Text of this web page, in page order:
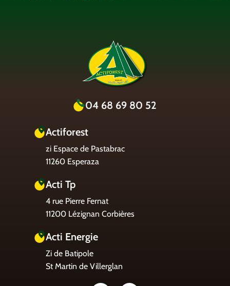
Actiforest
zi Espace de Pastabrac
11260 Esperaza
Acti Tp
4 rue Pierre Fernat
11200 Lézignan Corbières
Acti Energie
Zi de Batipole
St Martin de Villerglan
04 68 69 80 52